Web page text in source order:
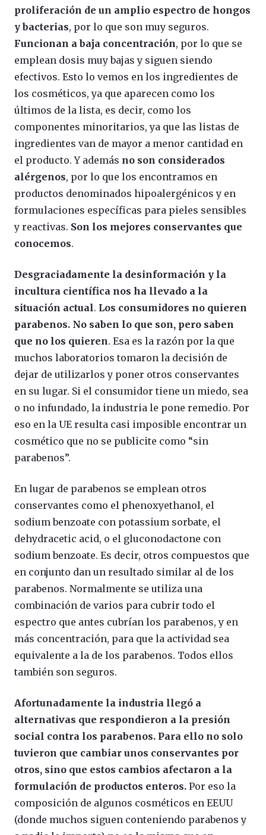
proliferación de un amplio espectro de hongos
y bacterias, por lo que son muy seguros.
Funcionan a baja concentración, por lo que se
emplean dosis muy bajas y siguen siendo
efectivos. Esto lo vemos en los ingredientes de
los cosméticos, ya que aparecen como los
últimos de la lista, es decir, como los
componentes minoritarios, ya que las listas de
ingredientes van de mayor a menor cantidad en
el producto. Y además no son considerados
alérgenos, por lo que los encontramos en
productos denominados hipoalergénicos y en
formulaciones específicas para pieles sensibles
y reactivas. Son los mejores conservantes que
conocemos.
Desgraciadamente la desinformación y la
incultura científica nos ha llevado a la
situación actual. Los consumidores no quieren
parabenos. No saben lo que son, pero saben
que no los quieren. Esa es la razón por la que
muchos laboratorios tomaron la decisión de
dejar de utilizarlos y poner otros conservantes
en su lugar. Si el consumidor tiene un miedo, sea
o no infundado, la industria le pone remedio. Por
eso en la UE resulta casi imposible encontrar un
cosmético que no se publicite como “sin
parabenos”.
En lugar de parabenos se emplean otros
conservantes como el phenoxyethanol, el
sodium benzoate con potassium sorbate, el
dehydracetic acid, o el gluconodactone con
sodium benzoate. Es decir, otros compuestos que
en conjunto dan un resultado similar al de los
parabenos. Normalmente se utiliza una
combinación de varios para cubrir todo el
espectro que antes cubrían los parabenos, y en
más concentración, para que la actividad sea
equivalente a la de los parabenos. Todos ellos
también son seguros.
Afortunadamente la industria llegó a
alternativas que respondieron a la presión
social contra los parabenos. Para ello no solo
tuvieron que cambiar unos conservantes por
otros, sino que estos cambios afectaron a la
formulación de productos enteros. Por eso la
composición de algunos cosméticos en EEUU
(donde muchos siguen conteniendo parabenos y